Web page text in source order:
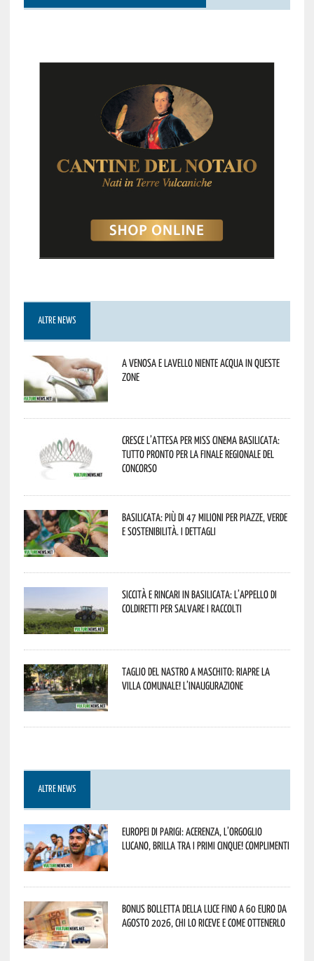
ALTRE NEWS
A Venosa e Lavello niente acqua in queste
zone
Cresce l’attesa per Miss Cinema Basilicata:
tutto pronto per la finale regionale del
concorso
Basilicata: più di 47 milioni per piazze, verde
e sostenibilità. I dettagli
Siccità e rincari in Basilicata: l’appello di
Coldiretti per salvare i raccolti
Taglio del nastro a Maschito: riapre la
Villa Comunale! L’inaugurazione
ALTRE NEWS
Europei di Parigi: Acerenza, l’orgoglio
lucano, brilla tra i primi cinque! Complimenti
Bonus bolletta della luce fino a 60 euro da
agosto 2026, chi lo riceve e come ottenerlo